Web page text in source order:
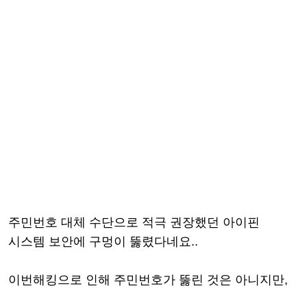
주민번호 대체 수단으로 적극 권장했던 아이핀
시스템 보안에 구멍이 뚫렸다네요..
이번해킹으로 인해 주민번호가 뚫린 것은 아니지만,